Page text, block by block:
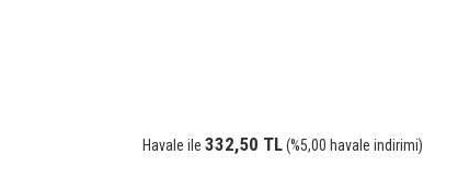
Havale ile 332,50 TL(%5,00 havale indirimi)